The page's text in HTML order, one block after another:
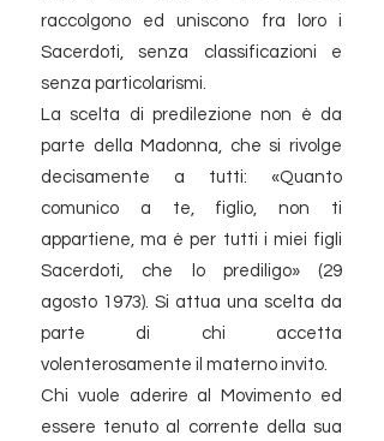
raccolgono ed uniscono fra loro i
Sacerdoti, senza classificazioni e
senza particolarismi.
La scelta di predilezione non è da
parte della Madonna, che si rivolge
decisamente a tutti: «Quanto
comunico a te, figlio, non ti
appartiene, ma è per tutti i miei figli
Sacerdoti, che lo prediligo» (29
agosto 1973). Si attua una scelta da
parte di chi accetta
volenterosamente il materno invito.
Chi vuole aderire al Movimento ed
essere tenuto al corrente della sua